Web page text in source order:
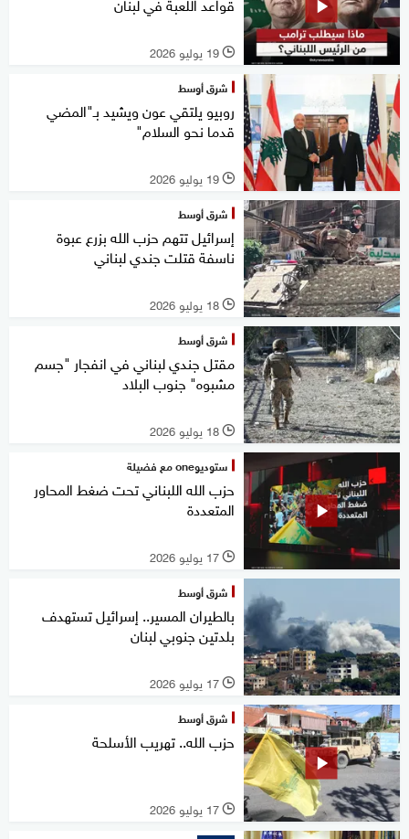
l 19 يوليو 2026
شرق أوسط
روبيو يلتقي عون ويشيد بـ"المضي
قدما نحو السلام"
l 19 يوليو 2026
شرق أوسط
إسرائيل تتهم حزب الله بزرع عبوة
ناسفة قتلت جندي لبناني
l 18 يوليو 2026
شرق أوسط
مقتل جندي لبناني في انفجار "جسم
مشبوه" جنوب البلاد
l 18 يوليو 2026
ستوديوone مع فضيلة
حزب الله اللبناني تحت ضغط المحاور
المتعددة
l 17 يوليو 2026
شرق أوسط
بالطيران المسير.. إسرائيل تستهدف
بلدتين جنوبي لبنان
l 17 يوليو 2026
شرق أوسط
حزب الله.. تهريب الأسلحة
l 17 يوليو 2026